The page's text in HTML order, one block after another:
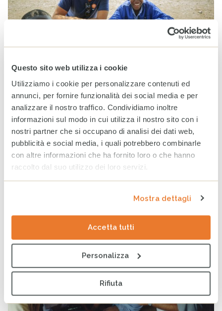
Questo sito web utilizza i cookie
Utilizziamo i cookie per personalizzare contenuti ed
annunci, per fornire funzionalità dei social media e per
analizzare il nostro traffico. Condividiamo inoltre
informazioni sul modo in cui utilizza il nostro sito con i
nostri partner che si occupano di analisi dei dati web,
pubblicità e social media, i quali potrebbero combinarle
con altre informazioni che ha fornito loro o che hanno
raccolto dal suo utilizzo dei loro servizi.
Mostra dettagli
Accetta tutti
Personalizza
Rifiuta
28 GENNAIO 2019
Il racconto del past president di Cesvi, Giangi Milesi, in
viaggio con Claudio Bisio in Zimbabwe.
continua
Intervista impossibile a Ettore Tibaldi
CESVI